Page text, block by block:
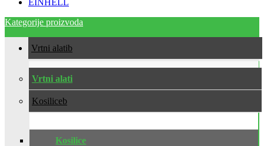
EINHELL
Kategorije proizvoda
Vrtni alati
Vrtni alati
Kosilice
Kosilice